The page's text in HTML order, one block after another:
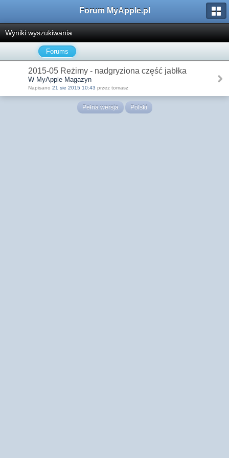
Forum MyApple.pl
Wyniki wyszukiwania
Forums
2015-05 Reżimy - nadgryziona część jabłka
W MyApple Magazyn
Napisano 21 sie 2015 10:43 przez tomasz
Pełna wersja Polski